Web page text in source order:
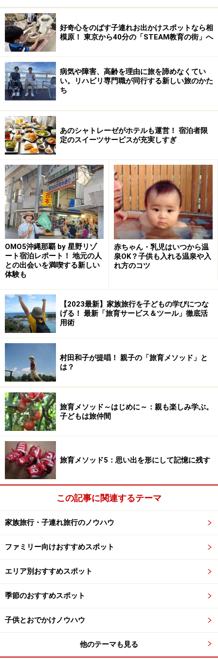
好奇心をのばす子連れお出かけスポットなら相
模原！ 東京から40分の「STEAM教育の街」へ
病気や障害、高齢を理由に旅を諦めなくてい
い。リハビリ専門職が同行する新しい旅のかた
ち
あのシャトレーゼがホテルも運営！ 宿泊者限
定のスイーツサービスが充実しすぎ
OMO5沖縄那覇 by 星野リゾ
ート宿泊レポート！ 地元の人
との出会いを満喫する新しい
体験も
赤ちゃん・乳児はいつから温
泉OK？子供も入れる温泉や入
れ方のコツ
【2023最新】家族旅行を子どもの学びにつな
げる！ 最新「旅育サービス＆ツール」徹底活
用術
村田和子が提唱！ 親子の「旅育メソッド」と
は？
旅育メソッド～はじめに～：親も楽しみ学ぶ。
子どもは旅仲間
旅育メソッド5：思い出を形にして記憶に残す
この記事に関連するテーマ
家族旅行・子連れ旅行のノウハウ
ファミリー向けおすすめスポット
エリア別おすすめスポット
季節のおすすめスポット
子供とおでかけノウハウ
他のテーマも見る